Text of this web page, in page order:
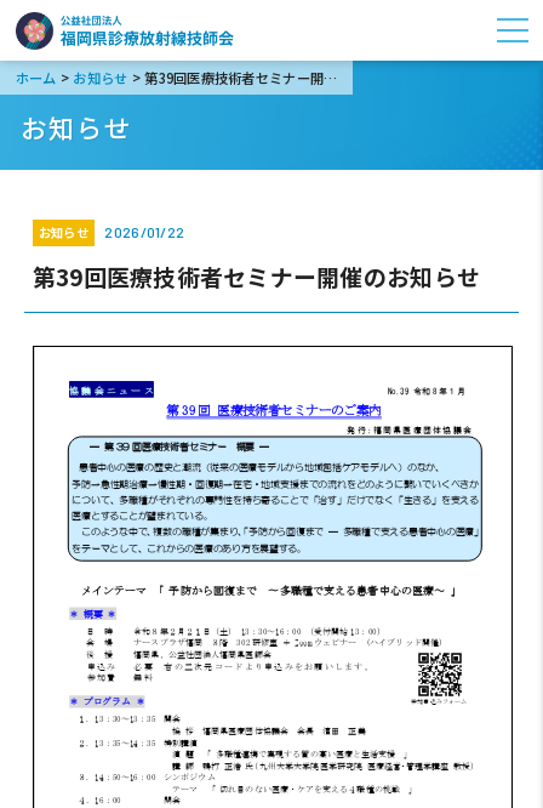
ホーム > お知らせ > 第39回医療技術者セミナー開催のお知らせ
お知らせ
お知らせ 2026/01/22
第39回医療技術者セミナー開催のお知らせ